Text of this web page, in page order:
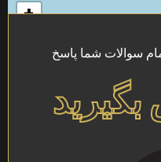
+
سوالات شما پاسخ
بگیرید